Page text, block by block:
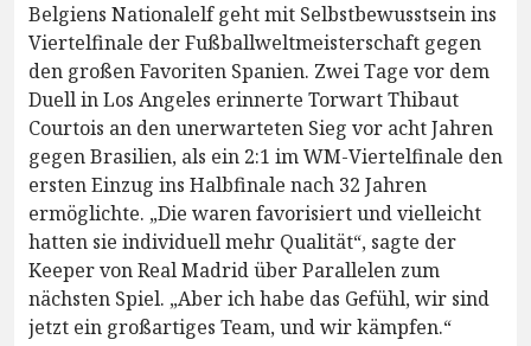
Belgiens Nationalelf geht mit Selbstbewusstsein ins
Viertelfinale der Fußballweltmeisterschaft gegen
den großen Favoriten Spanien. Zwei Tage vor dem
Duell in Los Angeles erinnerte Torwart Thibaut
Courtois an den unerwarteten Sieg vor acht Jahren
gegen Brasilien, als ein 2:1 im WM-Viertelfinale den
ersten Einzug ins Halbfinale nach 32 Jahren
ermöglichte. „Die waren favorisiert und vielleicht
hatten sie individuell mehr Qualität“, sagte der
Keeper von Real Madrid über Parallelen zum
nächsten Spiel. „Aber ich habe das Gefühl, wir sind
jetzt ein großartiges Team, und wir kämpfen.“